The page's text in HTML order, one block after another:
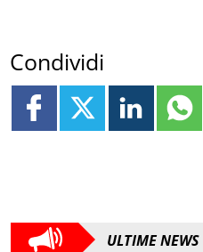
Condividi
ULTIME NEWS